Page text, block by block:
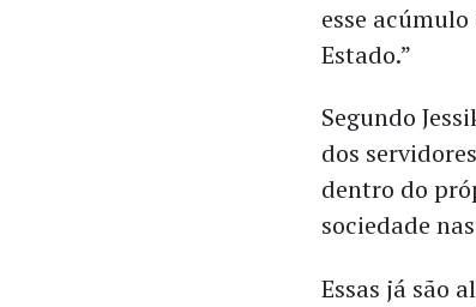
esse
Estado.”
Segundo
dos
dentro do
sociedade
Essas já são